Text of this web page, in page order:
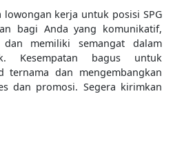
kerja untuk posisi SPG
bagi Anda yang komunikatif,
dan memiliki semangat dalam
Kesempatan bagus untuk
ternama dan mengembangkan
dan promosi. Segera kirimkan